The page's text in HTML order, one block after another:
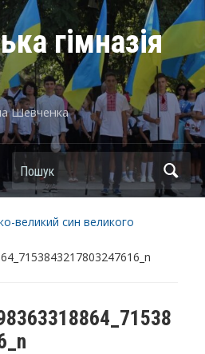
гімназія
Шевченка
Пошук
великий син великого